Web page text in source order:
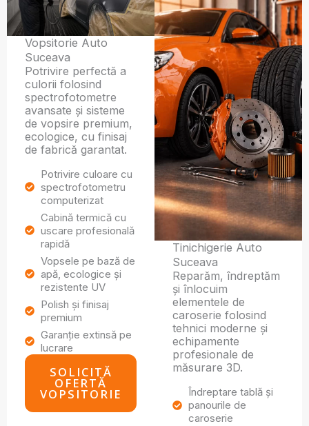
Vopsitorie Auto
Suceava
Potrivire perfectă a
culorii folosind
spectrofotometre
avansate și sisteme
de vopsire premium,
ecologice, cu finisaj
de fabrică garantat.
Potrivire culoare cu
spectrofotometru
computerizat
Cabină termică cu
uscare profesională
rapidă
Vopsele pe bază de
apă, ecologice și
rezistente UV
Polish și finisaj
premium
Garanție extinsă pe
lucrare
SOLICITĂ
OFERTĂ
VOPSITORIE
Tinichigerie Auto
Suceava
Reparăm, îndreptăm
și înlocuim
elementele de
caroserie folosind
tehnici moderne și
echipamente
profesionale de
măsurare 3D.
Îndreptare tablă și
panourile de
caroserie